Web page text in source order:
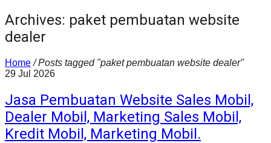
Archives: paket pembuatan website
dealer
Home / Posts tagged "paket pembuatan website dealer"
29 Jul 2026
Jasa Pembuatan Website Sales Mobil,
Dealer Mobil, Marketing Sales Mobil,
Kredit Mobil, Marketing Mobil.